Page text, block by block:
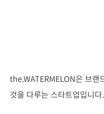
the.WATERMELON은 브랜
것을 다루는 스타트업입니다.